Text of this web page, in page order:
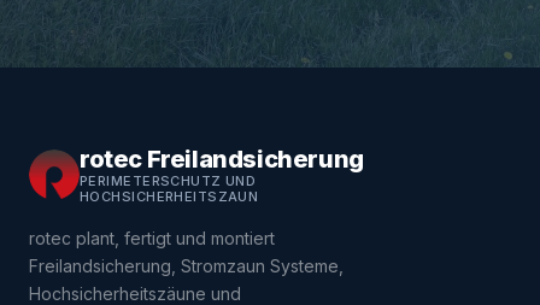
rotec Freilandsicherung
PERIMETERSCHUTZ UND
HOCHSICHERHEITSZAUN
rotec plant, fertigt und montiert
Freilandsicherung, Stromzaun Systeme,
Hochsicherheitszäune und